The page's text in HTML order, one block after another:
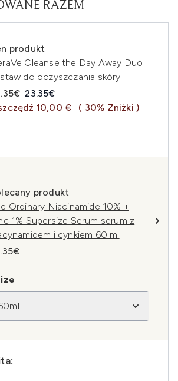
RAZEM
produkt
Cleanse the Day Away Duo
do oczyszczania skóry
cena detaliczna:
Aktualna cena:
23.35€
10,00 €
( 30% Zniżki )
produkt
Ordinary Niacinamide 10% +
1% Supersize Serum serum z
i cynkiem 60 ml